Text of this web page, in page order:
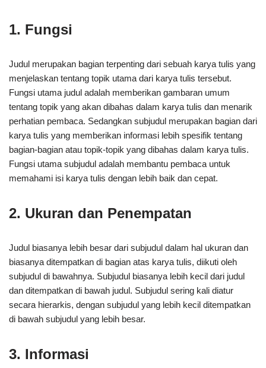
1. Fungsi
Judul merupakan bagian terpenting dari sebuah karya tulis yang
menjelaskan tentang topik utama dari karya tulis tersebut.
Fungsi utama judul adalah memberikan gambaran umum
tentang topik yang akan dibahas dalam karya tulis dan menarik
perhatian pembaca. Sedangkan subjudul merupakan bagian dari
karya tulis yang memberikan informasi lebih spesifik tentang
bagian-bagian atau topik-topik yang dibahas dalam karya tulis.
Fungsi utama subjudul adalah membantu pembaca untuk
memahami isi karya tulis dengan lebih baik dan cepat.
2. Ukuran dan Penempatan
Judul biasanya lebih besar dari subjudul dalam hal ukuran dan
biasanya ditempatkan di bagian atas karya tulis, diikuti oleh
subjudul di bawahnya. Subjudul biasanya lebih kecil dari judul
dan ditempatkan di bawah judul. Subjudul sering kali diatur
secara hierarkis, dengan subjudul yang lebih kecil ditempatkan
di bawah subjudul yang lebih besar.
3. Informasi